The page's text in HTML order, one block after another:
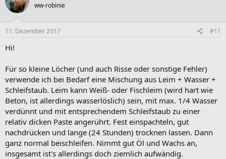
ww-robinie
11. Dezember 2017 #11
Hi!
Für so kleine Löcher (und auch Risse oder sonstige Fehler)
verwende ich bei Bedarf eine Mischung aus Leim + Wasser +
Schleifstaub. Leim kann Weiß- oder Fischleim (wird hart wie
Beton, ist allerdings wasserlöslich) sein, mit max. 1/4 Wasser
verdünnt und mit entsprechendem Schleifstaub zu einer
relativ dicken Paste angerührt. Fest einspachteln, gut
nachdrücken und lange (24 Stunden) trocknen lassen. Dann
ganz normal beischleifen. Nimmt gut Öl und Wachs an,
insgesamt ist's allerdings doch ziemlich aufwändig.